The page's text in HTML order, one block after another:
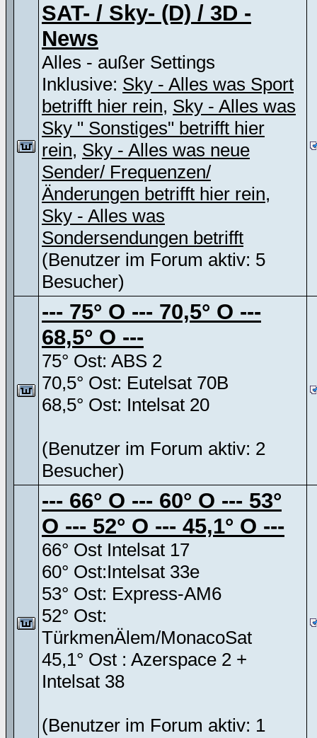
SAT- / Sky- (D) / 3D -
News
Alles - außer Settings
Inklusive: Sky - Alles was Sport
betrifft hier rein, Sky - Alles was
Sky " Sonstiges" betrifft hier
rein, Sky - Alles was neue
Sender/ Frequenzen/
Änderungen betrifft hier rein,
Sky - Alles was
Sondersendungen betrifft
(Benutzer im Forum aktiv: 5
Besucher)
--- 75° O --- 70,5° O ---
68,5° O ---
75° Ost: ABS 2
70,5° Ost: Eutelsat 70B
68,5° Ost: Intelsat 20
(Benutzer im Forum aktiv: 2
Besucher)
--- 66° O --- 60° O --- 53°
O --- 52° O --- 45,1° O ---
66° Ost Intelsat 17
60° Ost:Intelsat 33e
53° Ost: Express-AM6
52° Ost:
TürkmenÄlem/MonacoSat
45,1° Ost : Azerspace 2 +
Intelsat 38
(Benutzer im Forum aktiv: 1